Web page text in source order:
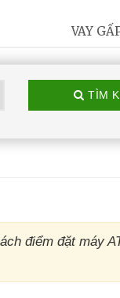
TÌM
điểm đặt máy
VAY